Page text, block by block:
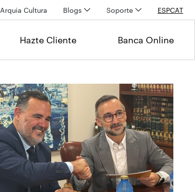
Arquia Cultura Blogs Soporte ESPCAT
Hazte Cliente Banca Online